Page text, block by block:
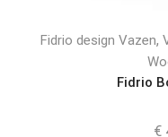
Fidrio design Vazen,
Fidrio
€